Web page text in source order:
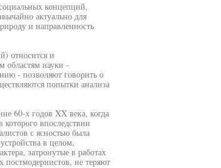
концепций,
актуально для
и направленность
относится и
областям науки -
- позволяют говорить о
попытки анализа
60-х годов XX века, когда
впоследствии
с ясностью была
в целом,
затронутые в работах
постмодернистов, не теряют